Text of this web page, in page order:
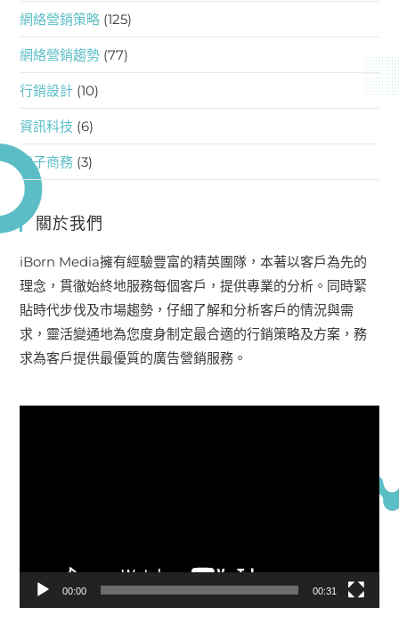
網絡營銷策略 (125)
網絡營銷趨勢 (77)
行銷設計 (10)
資訊科技 (6)
電子商務 (3)
關於我們
iBorn Media擁有經驗豐富的精英團隊，本著以客戶為先的
理念，貫徹始終地服務每個客戶，提供專業的分析。同時緊
貼時代步伐及市場趨勢，仔細了解和分析客戶的情況與需
求，靈活變通地為您度身制定最合適的行銷策略及方案，務
求為客戶提供最優質的廣告營銷服務。
00:00 00:31